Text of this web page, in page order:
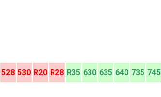
528 530 R20 R28 R35 630 635 640 735 745